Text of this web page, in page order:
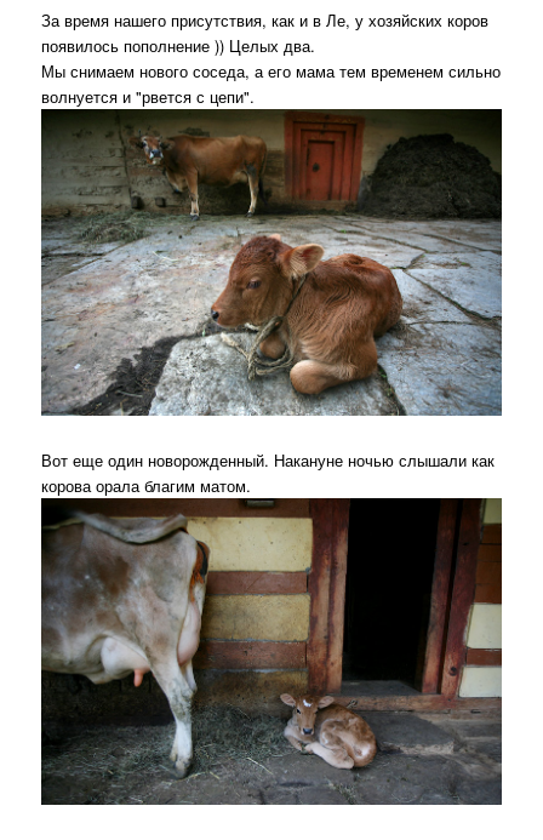
За время нашего присутствия, как и в Ле, у хозяйских коров
появилось пополнение )) Целых два.
Мы снимаем нового соседа, а его мама тем временем сильно
волнуется и "рвется с цепи".
Вот еще один новорожденный. Накануне ночью слышали как
корова орала благим матом.